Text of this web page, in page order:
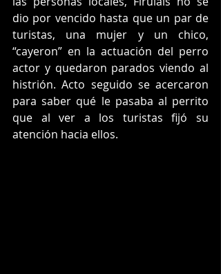
dio por vencido hasta que un par de
turistas, una mujer y un chico,
“cayeron” en la actuación del perro
actor y quedaron parados viendo al
histrión. Acto seguido se acercaron
para saber qué le pasaba al perrito
que al ver a los turistas fijó su
atención hacia ellos.